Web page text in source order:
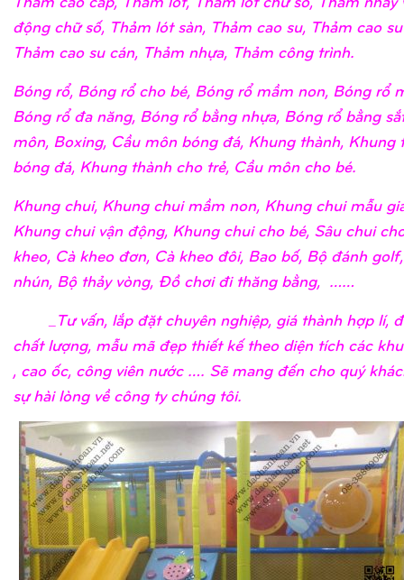
động chữ số, Thảm lót sàn, Thảm cao su, Thảm cao
Thảm cao su cán, Thảm nhựa, Thảm công trình.
Bóng rổ, Bóng rổ cho bé, Bóng rổ mầm non, Bóng rổ
Bóng rổ đa năng, Bóng rổ bằng nhựa, Bóng rổ bằng
môn, Boxing, Cầu môn bóng đá, Khung thành, Khung
bóng đá, Khung thành cho trẻ, Cầu môn cho bé.
Khung chui, Khung chui mầm non, Khung chui mẫu
Khung chui vận động, Khung chui cho bé, Sâu chui
kheo, Cà kheo đơn, Cà kheo đôi, Bao bố, Bộ đánh
nhún, Bộ thảy vòng, Đồ chơi đi thăng bằng, ……
_Tư vấn, lắp đặt chuyên nghiệp, giá thành hợp lí,
chất lượng, mẫu mã đẹp thiết kế theo diện tích các
, cao ốc, công viên nước …. Sẽ mang đến cho quý
sự hài lòng về công ty chúng tôi.